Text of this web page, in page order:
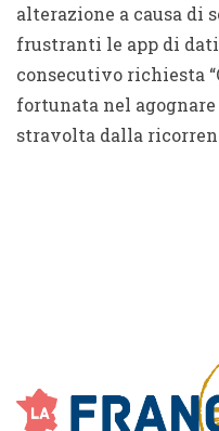
alterazione a causa di
frustranti le app di
consecutivo richiesta
fortunata nel agognare
stravolta dalla